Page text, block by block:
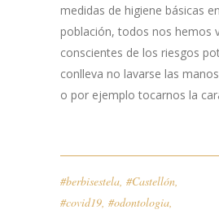
medidas de higiene básicas
población, todos nos hemos
conscientes de los riesgos
conlleva no lavarse las
o por ejemplo tocarnos la
#berbisestela, #Castellón,
#covid19, #odontologia,